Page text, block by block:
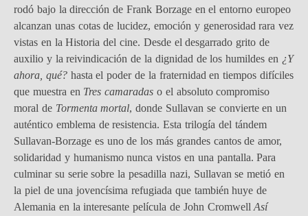
rodó bajo la dirección de Frank Borzage en el entorno europeo
alcanzan unas cotas de lucidez, emoción y generosidad rara vez
vistas en la Historia del cine. Desde el desgarrado grito de
auxilio y la reivindicación de la dignidad de los humildes en ¿Y
ahora, qué?hasta el poder de la fraternidad en tiempos difíciles
que muestra en Tres camaradas o el absoluto compromiso
moral de Tormenta mortal, donde Sullavan se convierte en un
auténtico emblema de resistencia. Esta trilogía del tándem
Sullavan-Borzage es uno de los más grandes cantos de amor,
solidaridad y humanismo nunca vistos en una pantalla. Para
culminar su serie sobre la pesadilla nazi, Sullavan se metió en
la piel de una jovencísima refugiada que también huye de
Alemania en la interesante película de John CromwellAsí